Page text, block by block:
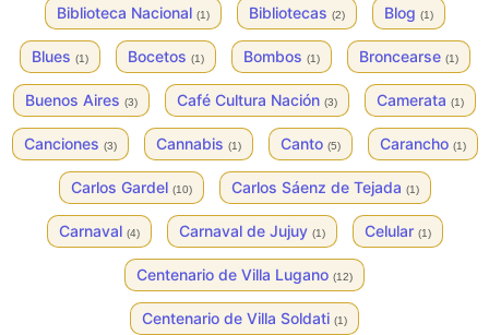
Biblioteca Nacional (1) Bibliotecas (2) Blog (1)
Blues (1) Bocetos (1) Bombos (1) Broncearse (1)
Buenos Aires (3) Café Cultura Nación (3) Camerata (1)
Canciones (3) Cannabis (1) Canto (5) Carancho (1)
Carlos Gardel (10) Carlos Sáenz de Tejada (1)
Carnaval (4) Carnaval de Jujuy (1) Celular (1)
Centenario de Villa Lugano (12)
Centenario de Villa Soldati (1)